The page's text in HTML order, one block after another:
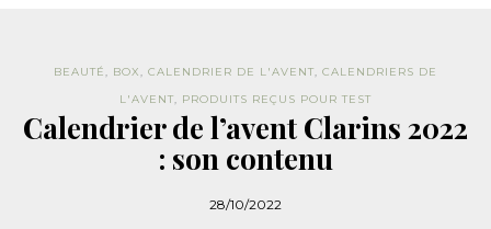
BEAUTÉ, BOX, CALENDRIER DE L'AVENT, CALENDRIERS DE
L'AVENT, PRODUITS REÇUS POUR TEST
Calendrier de l’avent Clarins 2022
: son contenu
28/10/2022